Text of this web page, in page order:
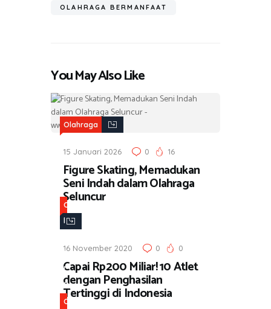
OLAHRAGA BERMANFAAT
You May Also Like
Olahraga
15 Januari 2026 0 16
Figure Skating, Memadukan
Seni Indah dalam Olahraga
Seluncur
O
l
h
r
a
g
16 November 2020 0 0
Capai Rp200 Miliar! 10 Atlet
dengan Penghasilan
Tertinggi di Indonesia
O